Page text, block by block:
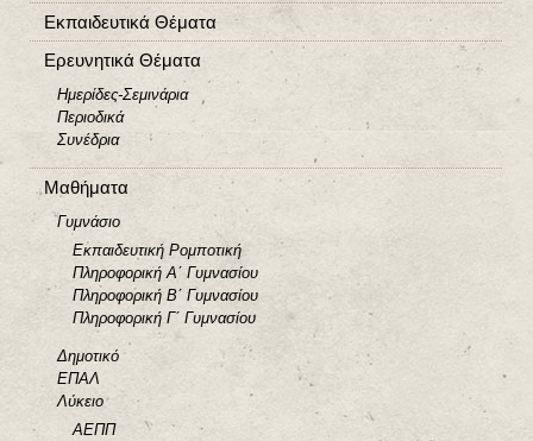
Εκπαιδευτικά Θέματα
Ερευνητικά Θέματα
Ημερίδες-Σεμινάρια
Περιοδικά
Συνέδρια
Μαθήματα
Γυμνάσιο
Εκπαιδευτική Ρομποτική
Πληροφορική Α΄ Γυμνασίου
Πληροφορική Β΄ Γυμνασίου
Πληροφορική Γ΄ Γυμνασίου
Δημοτικό
ΕΠΑΛ
Λύκειο
ΑΕΠΠ